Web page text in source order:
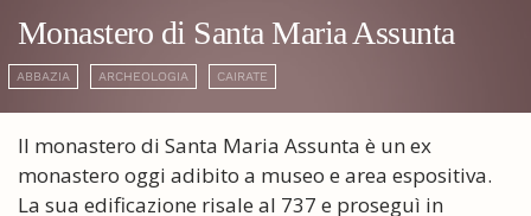
Monastero di Santa Maria Assunta
ABBAZIA ARCHEOLOGIA CAIRATE
Il monastero di Santa Maria Assunta è un ex
monastero oggi adibito a museo e area espositiva.
La sua edificazione risale al 737 e proseguì in